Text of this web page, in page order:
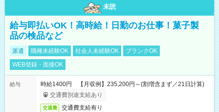
未読
給与即払いOK！高時給！日勤のお仕事！菓子製
品の検品など
派遣 職種未経験OK 社会人未経験OK
ブランクOK
WEB登録・面接OK
給与
時給1400円 【月収例】235,200円～(割増含まず／21日計算)
交通費別途支給あり
交通費 交通費支給有り